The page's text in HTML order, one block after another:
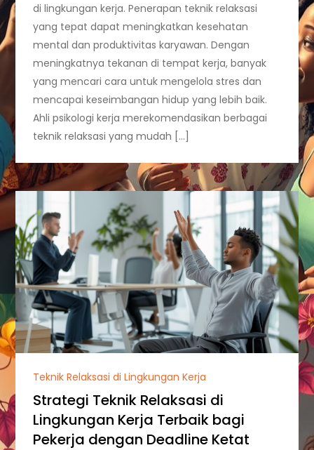
di lingkungan kerja. Penerapan teknik relaksasi
yang tepat dapat meningkatkan kesehatan
mental dan produktivitas karyawan. Dengan
meningkatnya tekanan di tempat kerja, banyak
yang mencari cara untuk mengelola stres dan
mencapai keseimbangan hidup yang lebih baik.
Ahli psikologi kerja merekomendasikan berbagai
teknik relaksasi yang mudah […]
Teknik Relaksasi di Lingkungan Kerja
Strategi Teknik Relaksasi di
Lingkungan Kerja Terbaik bagi
Pekerja dengan Deadline Ketat